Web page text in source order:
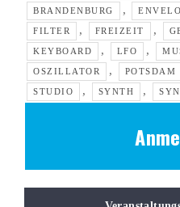
BRANDENBURG ,
FILTER , FREIZEIT ,
KEYBOARD , LFO ,
OSZILLATOR , POTSDAM
STUDIO , SYNTH ,